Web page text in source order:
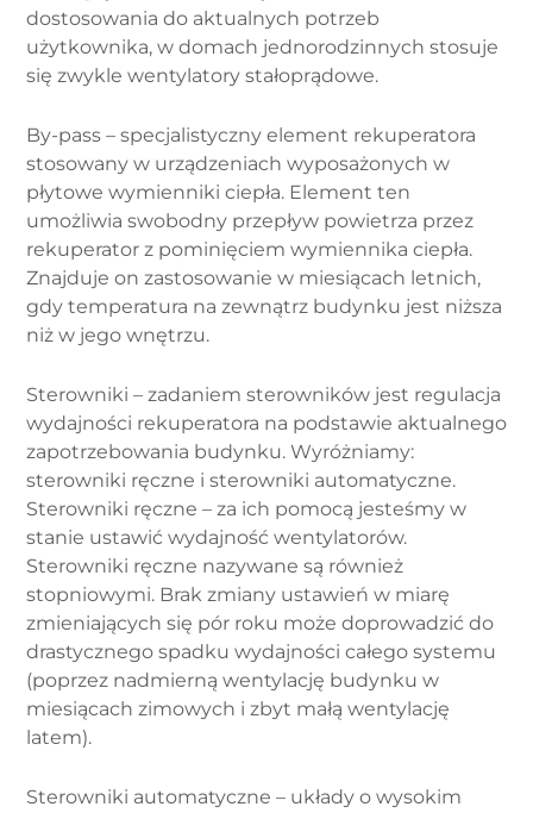
dostosowania do aktualnych potrzeb
użytkownika, w domach jednorodzinnych stosuje
się zwykle wentylatory stałoprądowe.
By-pass – specjalistyczny element rekuperatora
stosowany w urządzeniach wyposażonych w
płytowe wymienniki ciepła. Element ten
umożliwia swobodny przepływ powietrza przez
rekuperator z pominięciem wymiennika ciepła.
Znajduje on zastosowanie w miesiącach letnich,
gdy temperatura na zewnątrz budynku jest niższa
niż w jego wnętrzu.
Sterowniki – zadaniem sterowników jest regulacja
wydajności rekuperatora na podstawie aktualnego
zapotrzebowania budynku. Wyróżniamy:
sterowniki ręczne i sterowniki automatyczne.
Sterowniki ręczne – za ich pomocą jesteśmy w
stanie ustawić wydajność wentylatorów.
Sterowniki ręczne nazywane są również
stopniowymi. Brak zmiany ustawień w miarę
zmieniających się pór roku może doprowadzić do
drastycznego spadku wydajności całego systemu
(poprzez nadmierną wentylację budynku w
miesiącach zimowych i zbyt małą wentylację
latem).
Sterowniki automatyczne – układy o wysokim